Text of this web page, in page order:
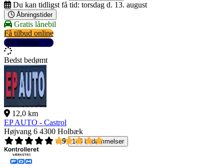
Du kan tidligst få tid: torsdag d. 13. august
Åbningstider
Gratis lånebil
Få tilbud online
Se detaljer
Bedst bedømt
12,0 km
EP AUTO - Castrol
Højvang 6 4300 Holbæk
4,9
145 bedømmelser